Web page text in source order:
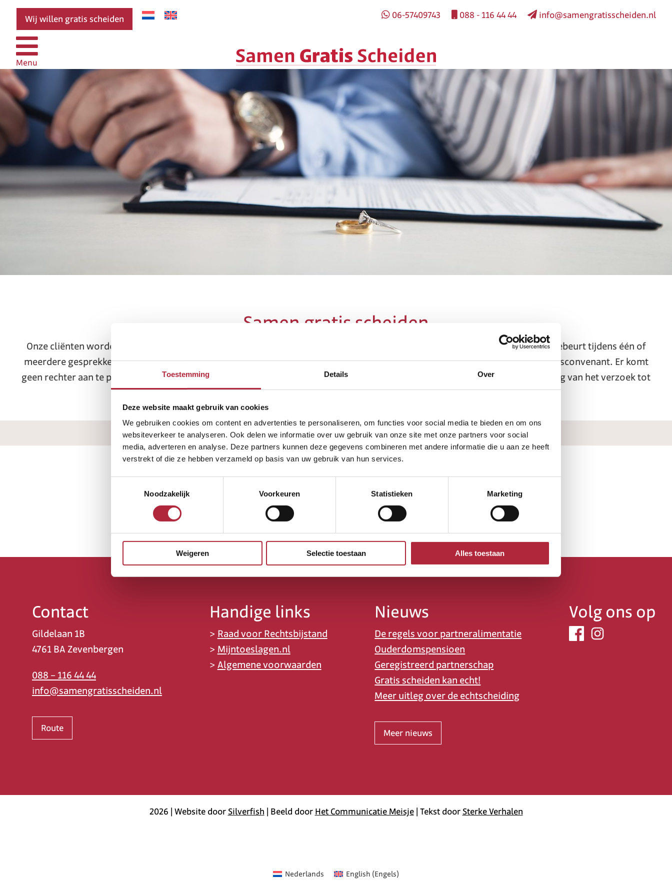
Toestemming Details Over
Deze website maakt gebruik van cookies
We gebruiken cookies om content en advertenties te personaliseren, om functies voor social media te bieden en om ons
websiteverkeer te analyseren. Ook delen we informatie over uw gebruik van onze site met onze partners voor social
media, adverteren en analyse. Deze partners kunnen deze gegevens combineren met andere informatie die u aan ze heeft
verstrekt of die ze hebben verzameld op basis van uw gebruik van hun services.
Noodzakelijk
Voorkeuren Statistieken Marketing
Weigeren Selectie toestaan Alles toestaan
Wij willen gratis scheiden 06-57409743 088 - 116 44 44 info@samengratisscheiden.nl
Menu
Samen gratis scheiden
Onze cliënten worden begeleid door ervaren advocaten en mediators om de gevolgen van de echtscheiding te regelen. Dit gebeurt tijdens één of
meerdere gesprekken op onze kantoren of online. Cliënten bepalen zelf de inhoud van het ouderschapsplan en echtscheidingsconvenant. Er komt
geen rechter aan te pas. Deze officiële documenten worden door onze advocaten op zorgvuldige wijze opgesteld. Na indiening van het verzoek tot
echtscheiding bij de rechtbank kunnen jullie al binnen 3 tot 5 weken officieel zijn gescheiden.
Contact
Gildelaan 1B
4761 BA Zevenbergen
088 – 116 44 44
info@samengratisscheiden.nl
Route
Handige links
> Raad voor Rechtsbijstand
> Mijntoeslagen.nl
> Algemene voorwaarden
Nieuws
De regels voor partneralimentatie
Ouderdomspensioen
Geregistreerd partnerschap
Gratis scheiden kan echt!
Meer uitleg over de echtscheiding
Meer nieuws
Volg ons op
2026 | Website doorSilverfish | Beeld doorHet Communicatie Meisje| Tekst doorSterke Verhalen
Nederlands English (Engels)